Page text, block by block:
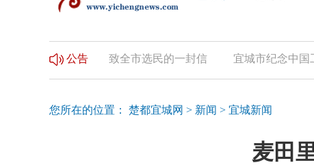
公告
记的公告 致全市选民的一封信 宜城市纪念中国工农
您所在的位置： 楚都宜城网 > 新闻 > 宜城新闻
麦田